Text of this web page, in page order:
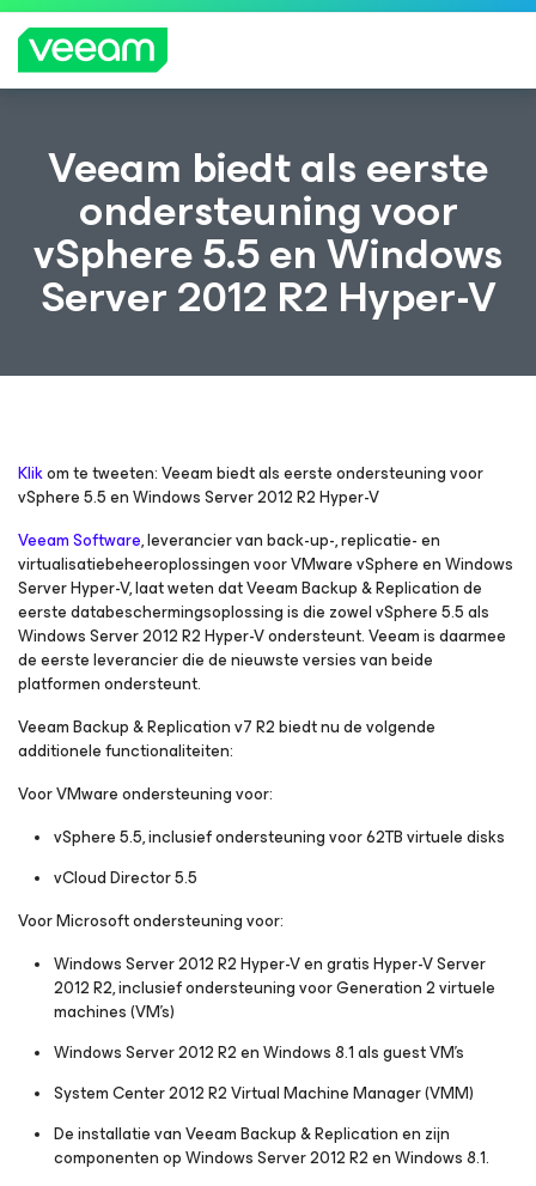
Richtlijnen van Veeam voor klanten die zijn
getroffen door de content-update van
CrowdStrike
MEE
R
LEZE
Veeam biedt als eerste
ondersteuning voor
vSphere 5.5 en Windows
Server 2012 R2 Hyper-V
Klikom te tweeten: Veeam biedt als eerste ondersteuning voor
vSphere 5.5 en Windows Server 2012 R2 Hyper-V
Veeam Software, leverancier van back-up-, replicatie- en
virtualisatiebeheeroplossingen voor VMware vSphere en Windows
Server Hyper-V, laat weten dat Veeam Backup & Replication de
eerste databeschermingsoplossing is die zowel vSphere 5.5 als
Windows Server 2012 R2 Hyper-V ondersteunt. Veeam is daarmee
de eerste leverancier die de nieuwste versies van beide
platformen ondersteunt.
Veeam Backup & Replication v7 R2 biedt nu de volgende
additionele functionaliteiten:
Voor VMware ondersteuning voor:
vSphere 5.5, inclusief ondersteuning voor 62TB virtuele disks
vCloud Director 5.5
Voor Microsoft ondersteuning voor:
Windows Server 2012 R2 Hyper-V en gratis Hyper-V Server
2012 R2, inclusief ondersteuning voor Generation 2 virtuele
machines (VM’s)
Windows Server 2012 R2 en Windows 8.1 als guest VM’s
System Center 2012 R2 Virtual Machine Manager (VMM)
De installatie van Veeam Backup & Replication en zijn
componenten op Windows Server 2012 R2 en Windows 8.1.